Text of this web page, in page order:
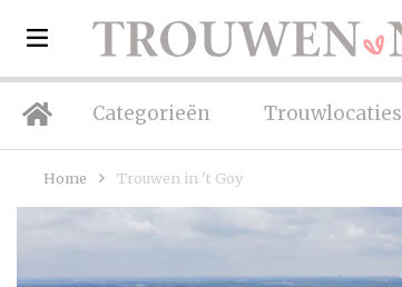
Categorieën Trouwlocaties
Home Trouwen in 't Goy